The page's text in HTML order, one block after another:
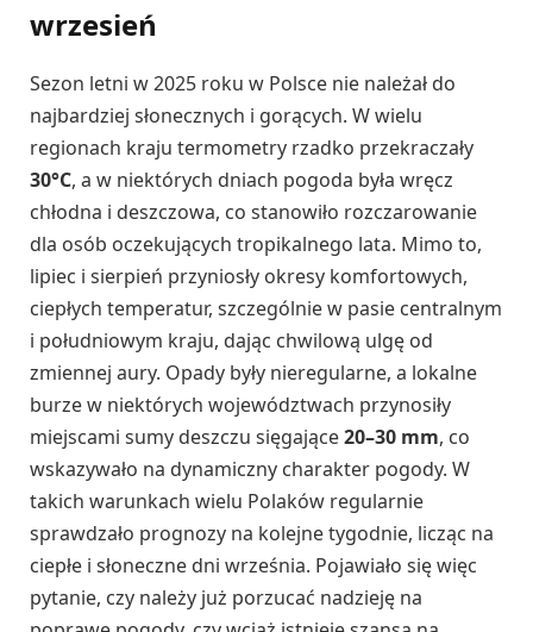
wrzesień
Sezon letni w 2025 roku w Polsce nie należał do
najbardziej słonecznych i gorących. W wielu
regionach kraju termometry rzadko przekraczały
30°C, a w niektórych dniach pogoda była wręcz
chłodna i deszczowa, co stanowiło rozczarowanie
dla osób oczekujących tropikalnego lata. Mimo to,
lipiec i sierpień przyniosły okresy komfortowych,
ciepłych temperatur, szczególnie w pasie centralnym
i południowym kraju, dając chwilową ulgę od
zmiennej aury. Opady były nieregularne, a lokalne
burze w niektórych województwach przynosiły
miejscami sumy deszczu sięgające20–30 mm, co
wskazywało na dynamiczny charakter pogody. W
takich warunkach wielu Polaków regularnie
sprawdzało prognozy na kolejne tygodnie, licząc na
ciepłe i słoneczne dni września. Pojawiało się więc
pytanie, czy należy już porzucać nadzieję na